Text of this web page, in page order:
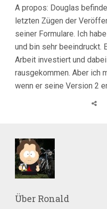
A propos: Douglas
letzten Zügen der
seiner Formulare. Ich
und bin sehr beeindruckt.
Arbeit investiert und
rausgekommen. Aber ich
wenn er seine Version 2
Über Ronald